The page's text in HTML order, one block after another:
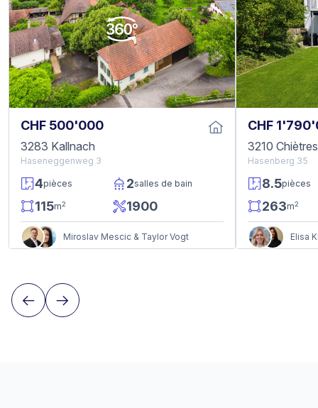
CHF 500'000
3283 Kallnach
Haseneggenweg 3
4pièces 2salles de bain
115m2 1900
Miroslav Mescic & Taylor Vogt
CHF
3210
Hasenberg 35
8.5pièces
263m2
Elisa